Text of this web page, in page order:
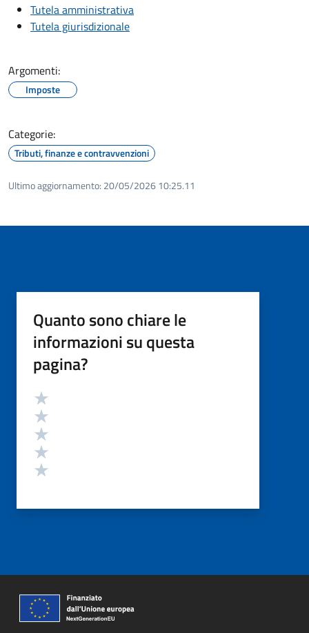
Tutela amministrativa
Tutela giurisdizionale
Argomenti:
Imposte
Categorie:
Tributi, finanze e contravvenzioni
Ultimo aggiornamento: 20/05/2026 10:25.11
Quanto sono chiare le
informazioni su questa
pagina?
Valutazione